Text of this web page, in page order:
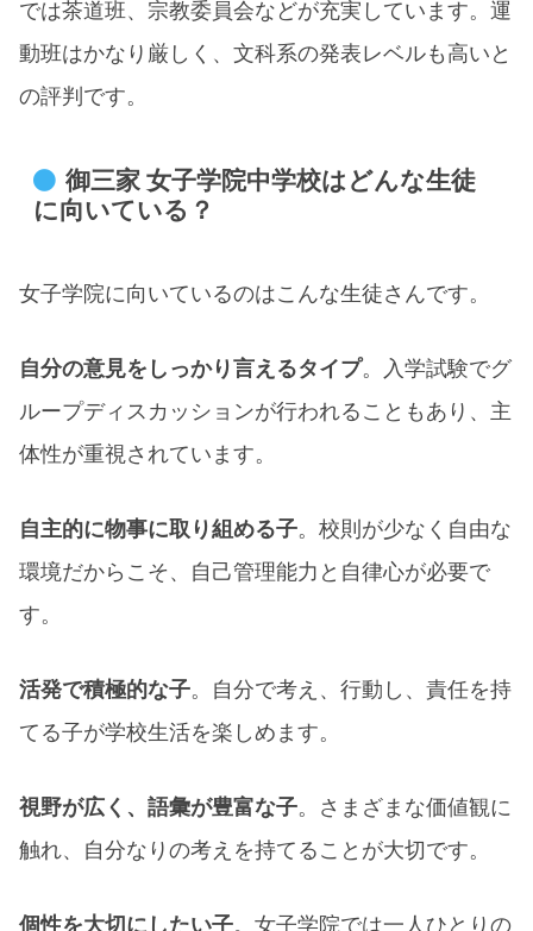
では茶道班、宗教委員会などが充実しています。運
動班はかなり厳しく、文科系の発表レベルも高いと
の評判です。​
御三家 女子学院中学校はどんな生徒
に向いている？
女子学院に向いているのはこんな生徒さんです。
自分の意見をしっかり言えるタイプ。入学試験でグ
ループディスカッションが行われることもあり、主
体性が重視されています。​
自主的に物事に取り組める子。校則が少なく自由な
環境だからこそ、自己管理能力と自律心が必要で
す。​
活発で積極的な子。自分で考え、行動し、責任を持
てる子が学校生活を楽しめます。​
視野が広く、語彙が豊富な子。さまざまな価値観に
触れ、自分なりの考えを持てることが大切です。
個性を大切にしたい子。女子学院では一人ひとりの